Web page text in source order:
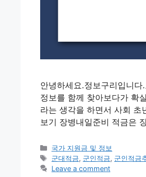
안녕하세요.정보구리입니
정보를 함께 찾아보다가 확
라는 생각을 하면서 사회 초
보기 장병내일준비 적금은
Categories
국가 지원금 및 정보
Tags
군대적금, 군인적금, 군인적금
Leave a comment